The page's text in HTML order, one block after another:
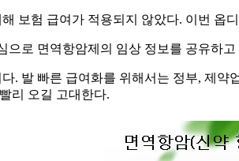
보험 급여가 적용되지 않았다. 이번 옵
로 면역항암제의 임상 정보를 공유하고
. 발 빠른 급여화를 위해서는 정부, 제약
리 오길 고대한다.